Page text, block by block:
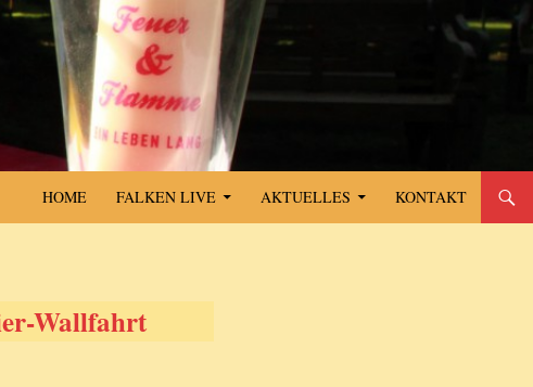
HOME FALKEN LIVE AKTUELLES KONTAKT
Wallfahrt